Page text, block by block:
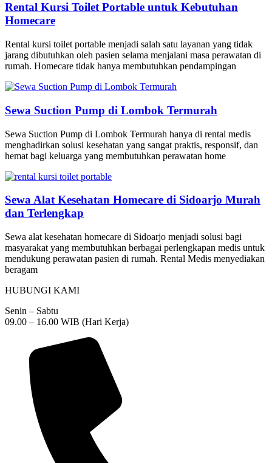
Rental Kursi Toilet Portable untuk Kebutuhan
Homecare
Rental kursi toilet portable menjadi salah satu layanan yang tidak
jarang dibutuhkan oleh pasien selama menjalani masa perawatan di
rumah. Homecare tidak hanya membutuhkan pendampingan
Sewa Suction Pump di Lombok Termurah
Sewa Suction Pump di Lombok Termurah hanya di rental medis
menghadirkan solusi kesehatan yang sangat praktis, responsif, dan
hemat bagi keluarga yang membutuhkan perawatan home
Sewa Alat Kesehatan Homecare di Sidoarjo Murah
dan Terlengkap
Sewa alat kesehatan homecare di Sidoarjo menjadi solusi bagi
masyarakat yang membutuhkan berbagai perlengkapan medis untuk
mendukung perawatan pasien di rumah. Rental Medis menyediakan
beragam
HUBUNGI KAMI
Senin – Sabtu
09.00 – 16.00 WIB (Hari Kerja)